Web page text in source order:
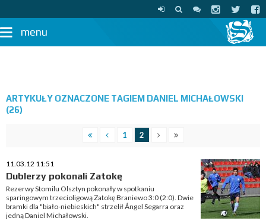
menu
ARTYKUŁY OZNACZONE TAGIEM DANIEL MICHAŁOWSKI
(26)
1 2
11.03.12 11:51
Dublerzy pokonali Zatokę
Rezerwy Stomilu Olsztyn pokonały w spotkaniu
sparingowym trzecioligową Zatokę Braniewo 3:0 (2:0). Dwie
bramki dla "biało-niebieskich" strzelił Ángel Segarra oraz
jedną Daniel Michałowski.